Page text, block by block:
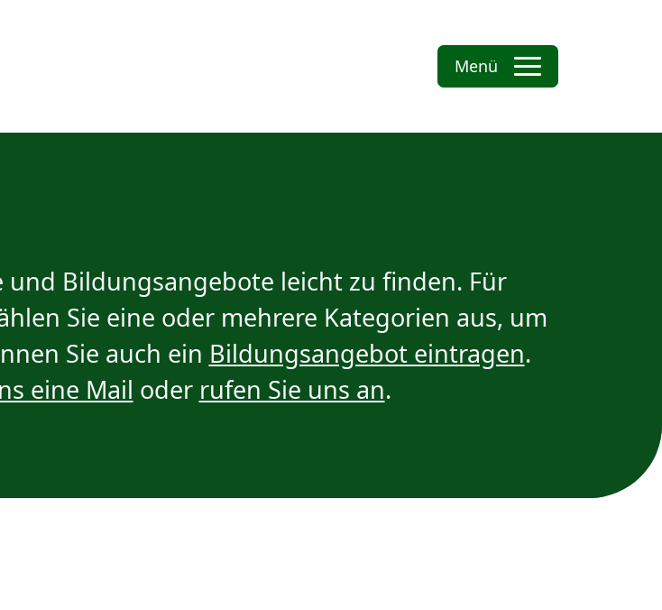
Menü
Bildungsangebote leicht zu finden. Für
Sie eine oder mehrere Kategorien aus, um
Sie auch ein Bildungsangebot eintragen.
eine Mail oder rufen Sie uns an.